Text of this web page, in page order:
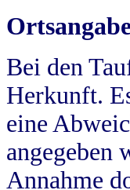
Bei den
Herkunft.
eine
angegeben
Annahme